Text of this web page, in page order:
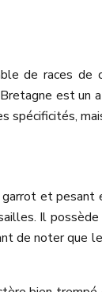
de races de
est
et
Il
noter que